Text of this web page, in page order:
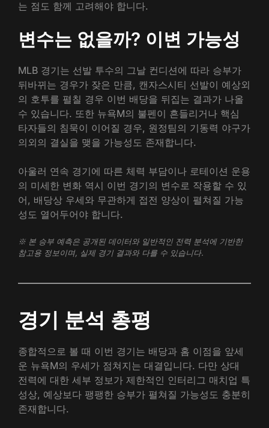
는 점도 함께 고려해야 합니다.
변수는 없을까? 이변 가능성
MLB 경기는 선발 투수의 그날 컨디션에 따라 승부가
뒤바뀌는 경우가 잦은 만큼, 캔자스시티 선발이 예상외
의 호투를 펼칠 경우 이번 배당을 뒤집는 결과가 나올
수 있습니다. 또한 뉴욕M의 불펜이 흔들리거나 핵심
타자들의 침묵이 이어질 경우, 원정팀의 기동력 야구가
의외의 결실을 맺을 가능성도 존재합니다.
아울러 연속 경기에 따른 체력 부담이나 로테이션 운용
의 미세한 변화 역시 이번 경기의 변수로 작용할 수 있
어, 배당상 우세와 무관하게 접전 양상이 펼쳐질 가능
성도 열어두어야 합니다.
※ 본 승부 예측은 공개된 데이터와 일반적인 전력 분석에 기반한
참고용 정보이며, 실제 경기 결과와 다를 수 있습니다.
경기 분석 총평
종합적으로 볼 때 이번 경기는 배당과 홈 이점을 앞세
운 뉴욕M의 우세가 점쳐지는 대결입니다. 다만 상대
전력에 대한 세부 정보가 제한적인 인터리그 매치업 특
성상, 예상보다 팽팽한 승부가 펼쳐질 가능성도 충분히
존재합니다.